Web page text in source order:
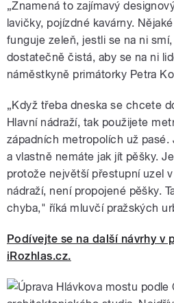
„Znamená to zajímavý
lavičky, pojízdné kavárny.
funguje zeleň, jestli se na ni
dostatečně čistá, aby se na ni
náměstkyně primátorky Petra
„Když třeba dneska se chcete
Hlavní nádraží, tak použijete
západních metropolích už
a vlastně nemáte jak jít pěšky.
protože největší přestupní uzel
nádraží, není propojené pěšky.
chyba," říká mluvčí pražských
Podívejte se na další návrhy v
iRozhlas.cz.